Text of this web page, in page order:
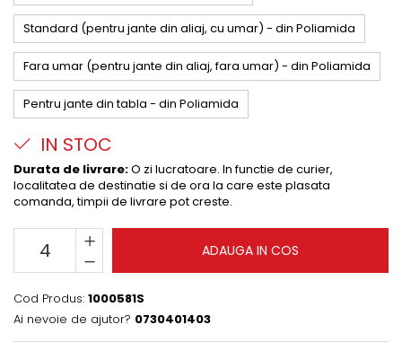
Standard (pentru jante din aliaj, cu umar) - din Poliamida
Fara umar (pentru jante din aliaj, fara umar) - din Poliamida
Pentru jante din tabla - din Poliamida
IN STOC
Durata de livrare:O zi lucratoare. In functie de curier,
localitatea de destinatie si de ora la care este plasata
comanda, timpii de livrare pot creste.
ADAUGA IN COS
Cod Produs: 1000581S
Ai nevoie de ajutor? 0730401403